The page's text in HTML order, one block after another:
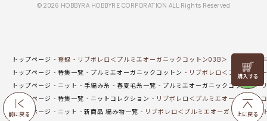
前に戻る
リリヤン
フェア
上に戻る
© 2026 HOBBYRA HOBBYRE CORPORATION ALL Rights Reserved
トップページ 登録
リブボレロ＜プルミエオーガニックコットン03B＞（編み物 材
トップページ
特集一覧 プルミエオーガニックコットン
リブボレロ＜プルミエオ
トップページ
ニット 手編み糸 春夏毛糸一覧 プルミエオーガニックコットン
トップページ
特集一覧 ニットコレクション
リブボレロ＜プルミエオーガニック
トップページ
ニット 新商品 編み物一覧
リブボレロ＜プルミエオーガニックコ